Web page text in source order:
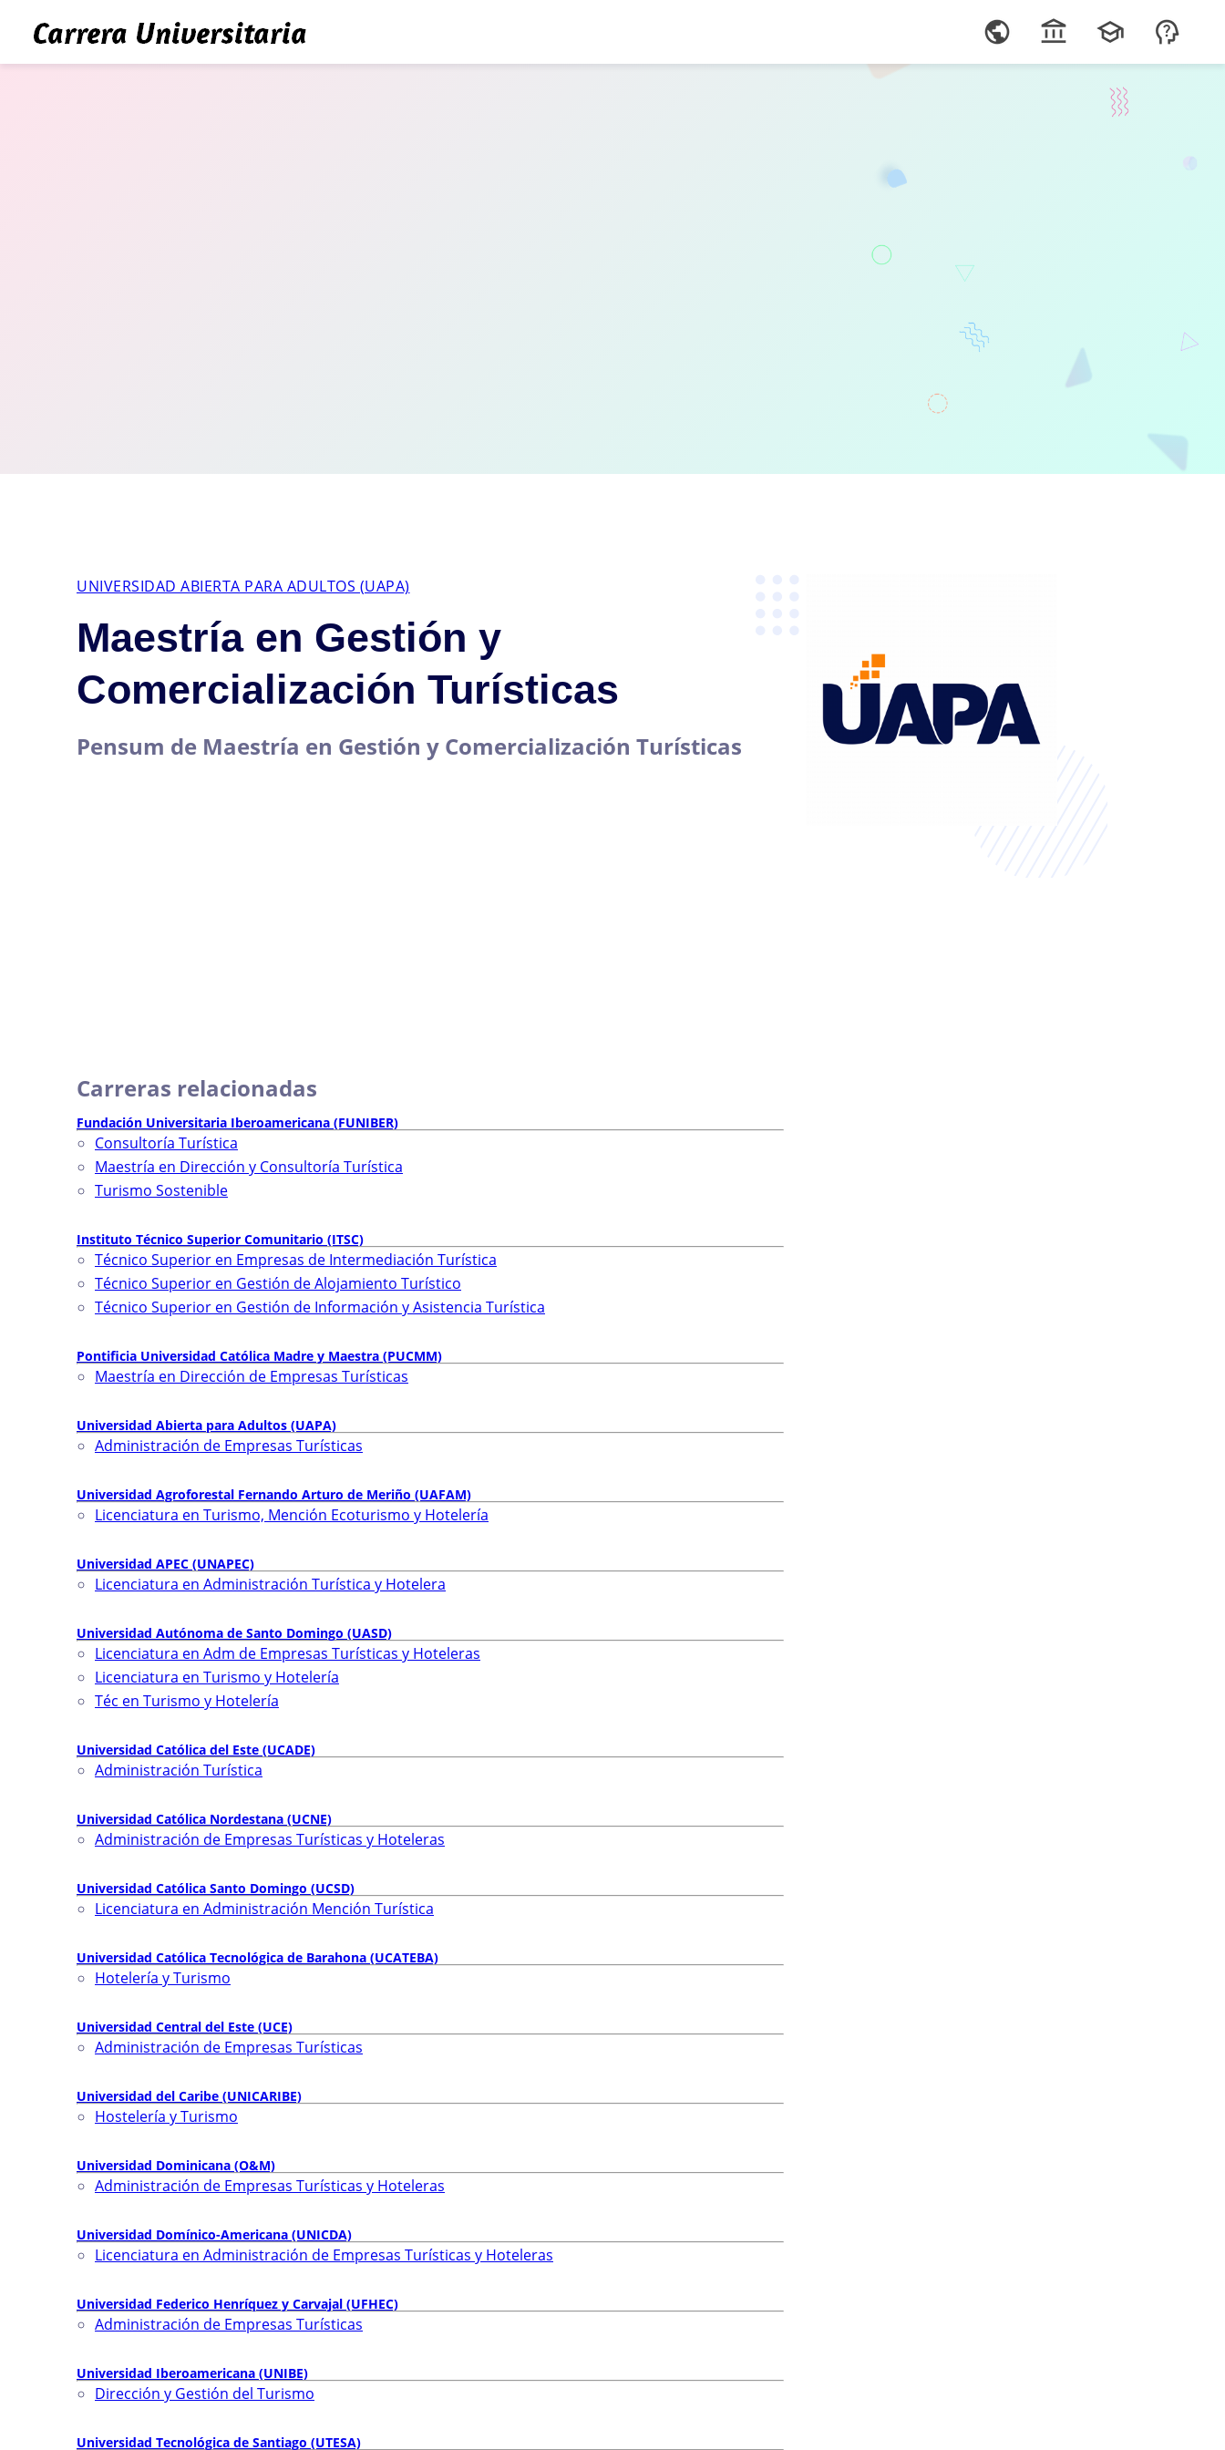
UNIVERSIDAD ABIERTA PARA ADULTOS (UAPA)
Maestría en Gestión y
Comercialización Turísticas
Pensum de Maestría en Gestión y Comercialización Turísticas
Carreras relacionadas
Fundación Universitaria Iberoamericana (FUNIBER)
Consultoría Turística
Maestría en Dirección y Consultoría Turística
Turismo Sostenible
Instituto Técnico Superior Comunitario (ITSC)
Técnico Superior en Empresas de Intermediación Turística
Técnico Superior en Gestión de Alojamiento Turístico
Técnico Superior en Gestión de Información y Asistencia Turística
Pontificia Universidad Católica Madre y Maestra (PUCMM)
Maestría en Dirección de Empresas Turísticas
Universidad Abierta para Adultos (UAPA)
Administración de Empresas Turísticas
Universidad Agroforestal Fernando Arturo de Meriño (UAFAM)
Licenciatura en Turismo, Mención Ecoturismo y Hotelería
Universidad APEC (UNAPEC)
Licenciatura en Administración Turística y Hotelera
Universidad Autónoma de Santo Domingo (UASD)
Licenciatura en Adm de Empresas Turísticas y Hoteleras
Licenciatura en Turismo y Hotelería
Téc en Turismo y Hotelería
Universidad Católica del Este (UCADE)
Administración Turística
Universidad Católica Nordestana (UCNE)
Administración de Empresas Turísticas y Hoteleras
Universidad Católica Santo Domingo (UCSD)
Licenciatura en Administración Mención Turística
Universidad Católica Tecnológica de Barahona (UCATEBA)
Hotelería y Turismo
Universidad Central del Este (UCE)
Administración de Empresas Turísticas
Universidad del Caribe (UNICARIBE)
Hostelería y Turismo
Universidad Dominicana (O&M)
Administración de Empresas Turísticas y Hoteleras
Universidad Domínico-Americana (UNICDA)
Licenciatura en Administración de Empresas Turísticas y Hoteleras
Universidad Federico Henríquez y Carvajal (UFHEC)
Administración de Empresas Turísticas
Universidad Iberoamericana (UNIBE)
Dirección y Gestión del Turismo
Universidad Tecnológica de Santiago (UTESA)